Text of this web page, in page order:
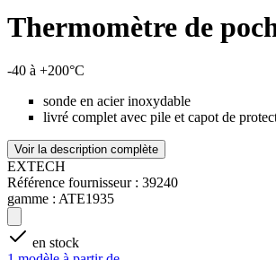
Thermomètre de
-40 à +200°C
sonde en acier inoxydable
livré complet avec pile et capot de
Voir la description complète
EXTECH
Référence fournisseur : 39240
gamme : ATE1935
en stock